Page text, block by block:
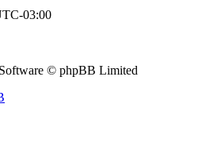
03:00
© phpBB Limited